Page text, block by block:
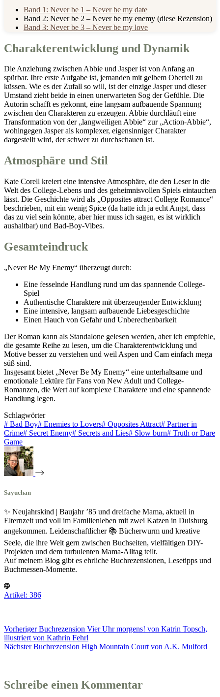
Band 1: Never be 1 – Never be my date
Band 2: Never be 2 – Never be my enemy (diese Rezension)
Band 3: Never be 3 – Never be my love
Charakterentwicklung und Dynamik
Die Anziehung zwischen Abbie und Jasper ist von Anfang an
spürbar. Ihre erste Aufgabe ist, jemanden mit gelbem Oberteil zu
küssen. Wie es der Zufall so will, ist der einzige Jasper und dieser
Umstand zieht beide in einen unerwarteten Sog der Gefühle. Die
Autorin schafft es gekonnt, eine langsam aufbauende Spannung
zwischen den Charakteren zu erzeugen. Abbie durchläuft eine
Transformation von der „langweiligen Abbie“ zur „Action-Abbie“,
wohingegen Jasper als komplexer, eigensinniger Charakter
dargestellt wird, der schwer zu durchschauen ist.
Atmosphäre und Stil
Kate Corell kreiert eine intensive Atmosphäre, die den Leser in die
Welt des College-Lebens und des geheimnisvollen Spiels eintauchen
lässt. Die Geschichte wird als „Opposites attract College Romance“
beschrieben, mit ein wenig Spice (da hatte ich ja echt Angst, dass
das zu viel sein könnte, aber hier muss ich sagen, es ist wirklich
aushaltbar) und Bad-Boy-Vibes.
Gesamteindruck
„Never Be My Enemy“ überzeugt durch:
Eine fesselnde Handlung rund um das spannende College-
Spiel
Authentische Charaktere mit überzeugender Entwicklung
Eine intensive, langsam aufbauende Liebesgeschichte
Einen Hauch von Gefahr und Unberechenbarkeit
Der Roman kann als Standalone gelesen werden, aber ich empfehle,
die gesamte Reihe zu lesen, um die Charakterentwicklung und
Motive besser zu verstehen und weil Aspen und Cam einfach mega
süß sind.
Insgesamt bietet „Never Be My Enemy“ eine unterhaltsame und
emotionale Lektüre für Fans von New Adult und College-
Romanzen, die Wert auf komplexe Charaktere und eine spannende
Handlung legen.
Schlagwörter
# Bad Boy# Enemies to Lovers# Opposites Attract# Partner in
Crime# Secret Enemy# Secrets and Lies# Slow burn# Truth or Dare
Game
Sayuchan
✨ Neujahrskind | Baujahr ’85 und dreifache Mama, aktuell in
Elternzeit und voll im Familienleben mit zwei Katzen in Duisburg
angekommen. Leidenschaftlicher 📚 Bücherwurm und kreative
Seele, die ihre Welt gern zwischen Buchseiten, vielfältigen DIY-
Projekten und dem turbulenten Mama-Alltag teilt.
Auf meinem Blog gibt es ehrliche Buchrezensionen, Lesetipps und
Buchmessen-Momente.
Artikel: 386
VorherigerBuchrezension Vier Uhr morgens! von Katrin Topsch,
illustriert von Kathrin Fehrl
NächsterBuchrezension High Mountain Court von A.K. Mulford
Schreibe einen Kommentar